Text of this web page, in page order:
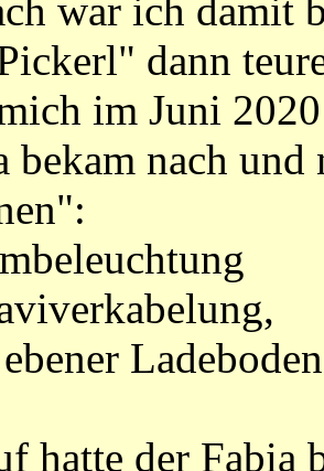
war ich damit
dann
im Juni
bekam nach und
Ladeboden
hatte der Fabia